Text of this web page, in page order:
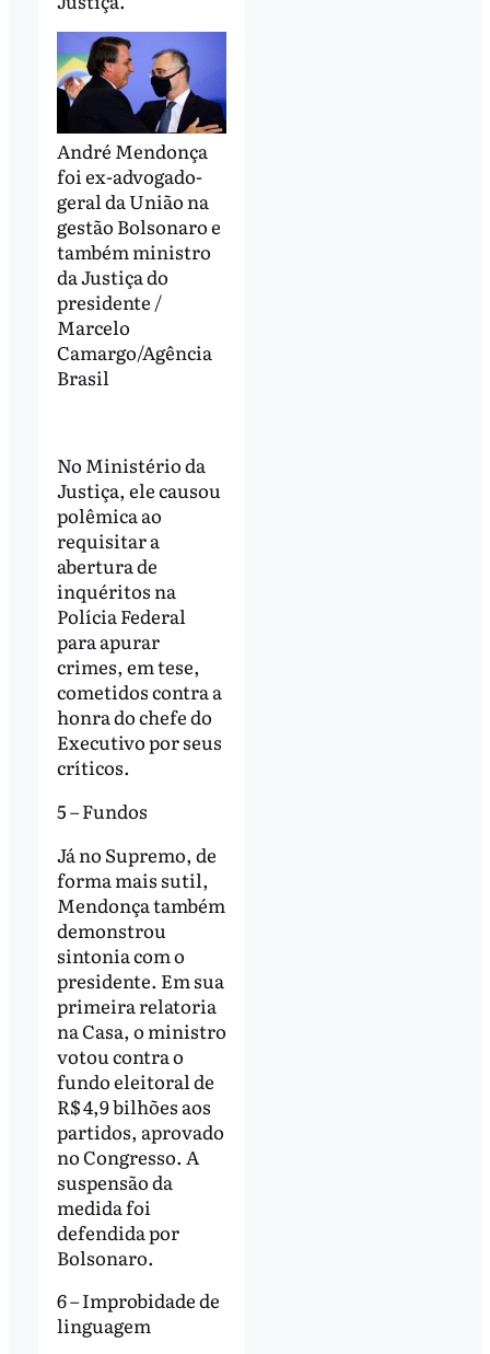
André Mendonça
foi ex-advogado-
geral da União na
gestão Bolsonaro e
também ministro
da Justiça do
presidente /
Marcelo
Camargo/Agência
Brasil
No Ministério da
Justiça, ele causou
polêmica ao
requisitar a
abertura de
inquéritos na
Polícia Federal
para apurar
crimes, em tese,
cometidos contra a
honra do chefe do
Executivo por seus
críticos.
5 – Fundos
Já no Supremo, de
forma mais sutil,
Mendonça também
demonstrou
sintonia com o
presidente. Em sua
primeira relatoria
na Casa, o ministro
votou contra o
fundo eleitoral de
R$ 4,9 bilhões aos
partidos, aprovado
no Congresso. A
suspensão da
medida foi
defendida por
Bolsonaro.
6 – Improbidade de
linguagem